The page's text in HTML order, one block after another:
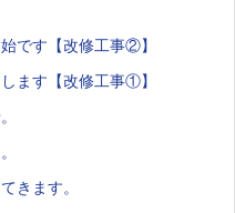
です【改修工事②】
ます【改修工事①】
きます。